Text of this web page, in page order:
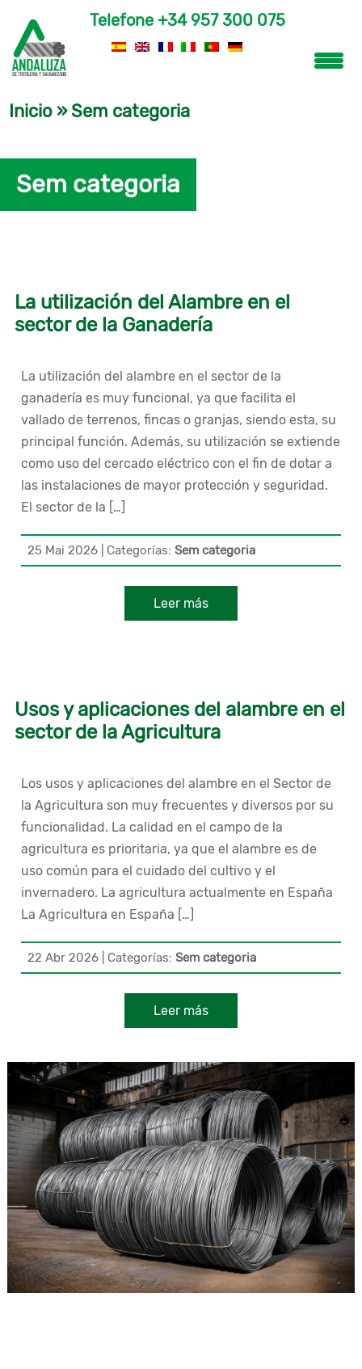
Telefone +34 957 300 075
Inicio »Sem categoria
Sem categoria
La utilización del Alambre en el
sector de la Ganadería
La utilización del alambre en el sector de la
ganadería es muy funcional, ya que facilita el
vallado de terrenos, fincas o granjas, siendo esta, su
principal función. Además, su utilización se extiende
como uso del cercado eléctrico con el fin de dotar a
las instalaciones de mayor protección y seguridad.
El sector de la […]
25 Mai 2026| Categorías: Sem categoria
Leer más
Usos y aplicaciones del alambre en el
sector de la Agricultura
Los usos y aplicaciones del alambre en el Sector de
la Agricultura son muy frecuentes y diversos por su
funcionalidad. La calidad en el campo de la
agricultura es prioritaria, ya que el alambre es de
uso común para el cuidado del cultivo y el
invernadero. La agricultura actualmente en España
La Agricultura en España […]
22 Abr 2026| Categorías: Sem categoria
Leer más